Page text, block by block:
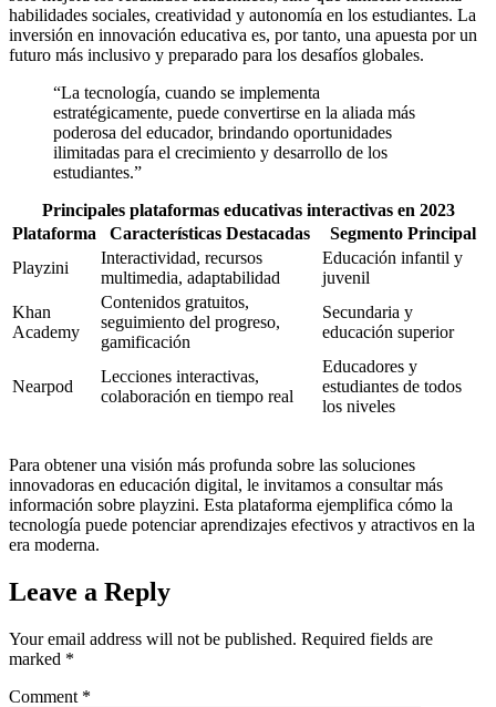
habilidades sociales, creatividad y autonomía en los estudiantes. La
inversión en innovación educativa es, por tanto, una apuesta por un
futuro más inclusivo y preparado para los desafíos globales.
“La tecnología, cuando se implementa
estratégicamente, puede convertirse en la aliada más
poderosa del educador, brindando oportunidades
ilimitadas para el crecimiento y desarrollo de los
estudiantes.”
Principales plataformas educativas interactivas en 2023
Plataforma
Características Destacadas
Segmento Principal
Playzini
Interactividad, recursos
multimedia, adaptabilidad
Educación infantil y
juvenil
Khan
Academy
Contenidos gratuitos,
seguimiento del progreso,
gamificación
Secundaria y
educación superior
Nearpod
Lecciones interactivas,
colaboración en tiempo real
Educadores y
estudiantes de todos
los niveles
Para obtener una visión más profunda sobre las soluciones
innovadoras en educación digital, le invitamos a consultar más
información sobre playzini. Esta plataforma ejemplifica cómo la
tecnología puede potenciar aprendizajes efectivos y atractivos en la
era moderna.
Leave a Reply
Your email address will not be published. Required fields are
marked *
Comment *